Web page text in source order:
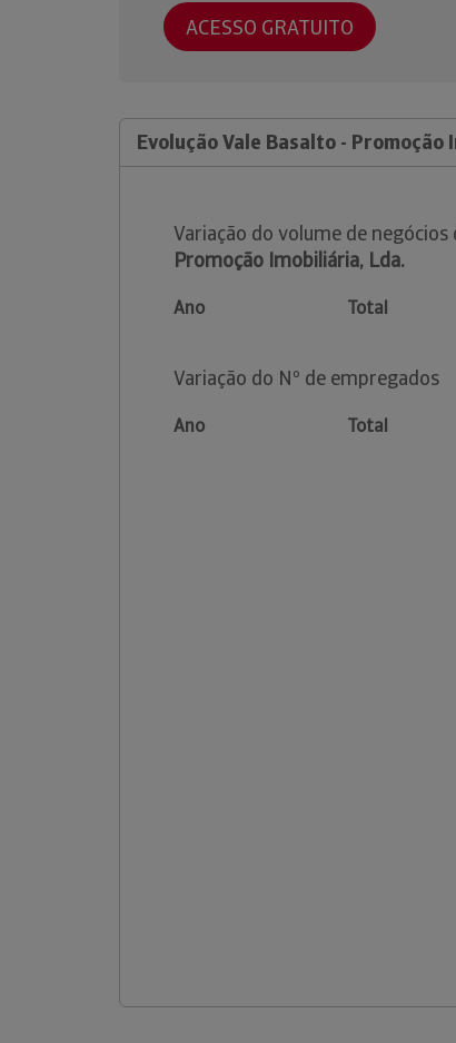
ACESSO GRATUITO
Evolução Vale Basalto - Promoção
Variação do volume de negócios
Promoção Imobiliária, Lda.
Ano Total
Variação do Nº de empregados
Ano Total